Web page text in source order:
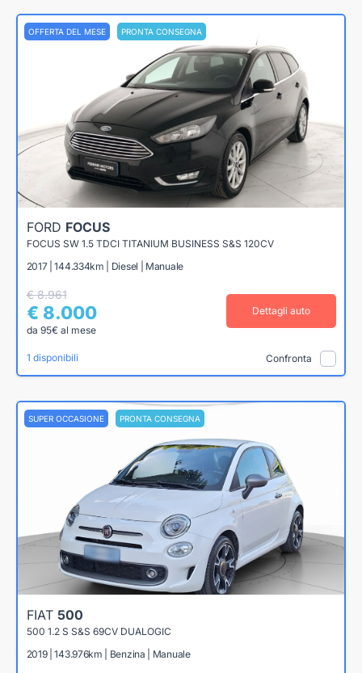
OFFERTA DEL MESE PRONTA CONSEGNA
FORD FOCUS
FOCUS SW 1.5 TDCI TITANIUM BUSINESS S&S 120CV
2017 | 144.334km | Diesel | Manuale
€ 8.961
€ 8.000
da 95€ al mese
Dettagli auto
1 disponibili Confronta
SUPER OCCASIONE PRONTA CONSEGNA
FIAT 500
500 1.2 S S&S 69CV DUALOGIC
2019 | 143.976km | Benzina | Manuale